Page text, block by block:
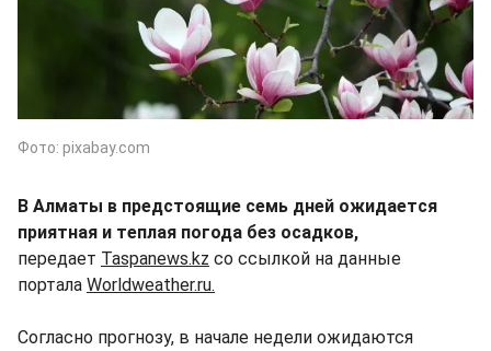
Фото: pixabay.com
В Алматы в предстоящие семь дней ожидается
приятная и теплая погода без осадков,
передает Taspanews.kz со ссылкой на данные
портала Worldweather.ru.
Согласно прогнозу, в начале недели ожидаются